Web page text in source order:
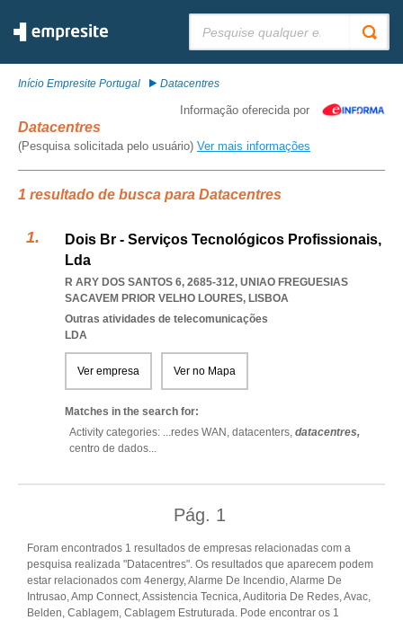
Início Empresite Portugal Datacentres
Informação oferecida por
Datacentres
(Pesquisa solicitada pelo usuário) Ver mais informações
1 resultado de busca para Datacentres
Dois Br - Serviços Tecnológicos Profissionais,
Lda
R ARY DOS SANTOS 6, 2685-312, UNIAO FREGUESIAS
SACAVEM PRIOR VELHO LOURES, LISBOA
Outras atividades de telecomunicações
LDA
Ver empresa Ver no Mapa
Matches in the search for:
Activity categories: ...redes WAN, datacenters, datacentres,
centro de dados...
Pág. 1
Foram encontrados 1 resultados de empresas relacionadas com a
pesquisa realizada "Datacentres". Os resultados que aparecem podem
estar relacionados com 4energy, Alarme De Incendio, Alarme De
Intrusao, Amp Connect, Assistencia Tecnica, Auditoria De Redes, Avac,
Belden, Cablagem, Cablagem Estruturada. Pode encontrar os 1